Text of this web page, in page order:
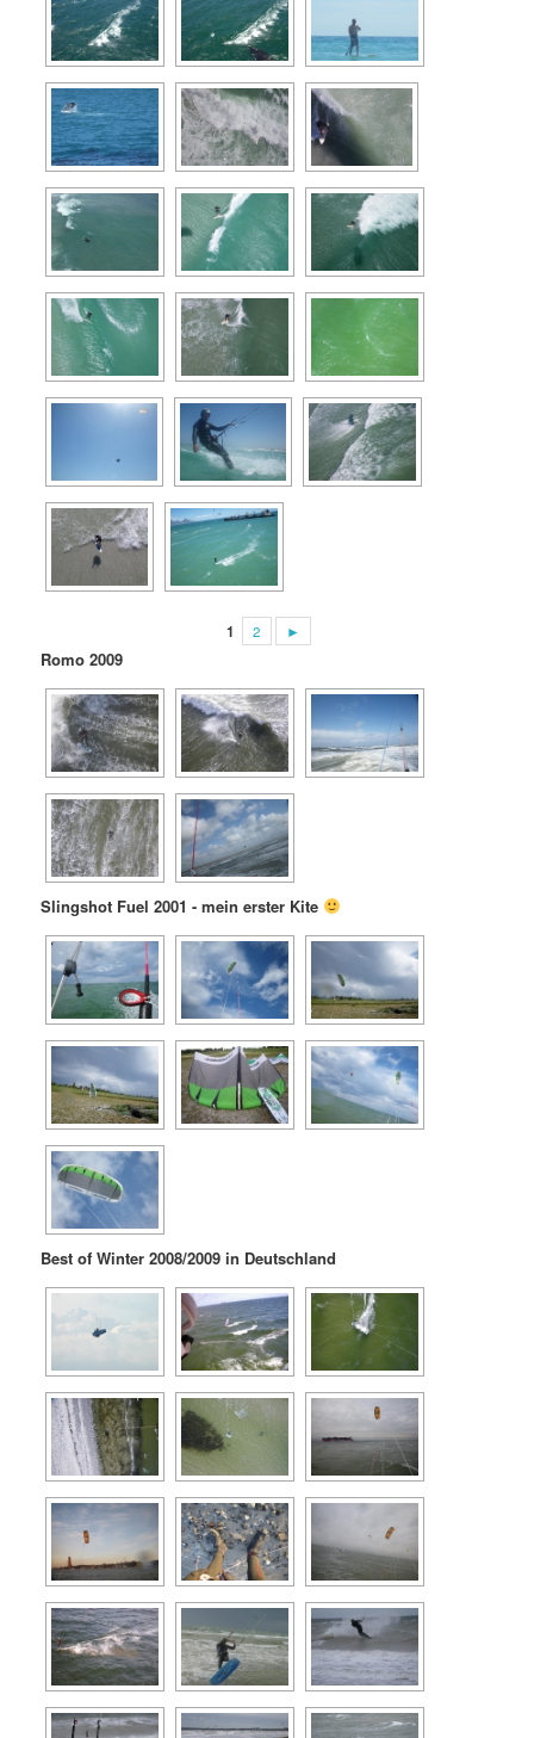
1 2 ►
Romo 2009
Slingshot Fuel 2001 - mein erster Kite
Best of Winter 2008/2009 in Deutschland